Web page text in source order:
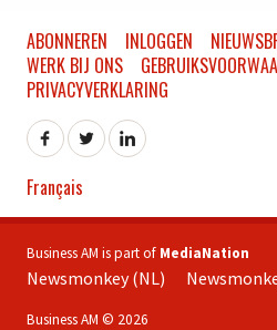
ABONNEREN INLOGGEN
WERK BIJ ONS
PRIVACYVERKLARING
Français
Business AM is part of MediaNation
Newsmonkey (NL)
Business AM © 2026